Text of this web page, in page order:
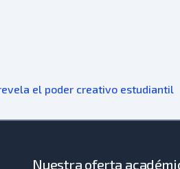
el poder creativo estudiantil
Nuestra oferta